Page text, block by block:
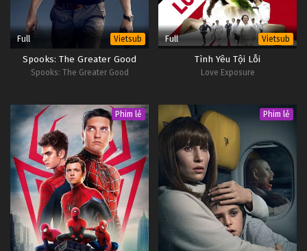
Full Vietsub
Spooks: The Greater Good
Spooks: The Greater Good
Full Vietsub
Tình Yêu Tội Lỗi
Love Exposure
Phim lẻ Phim lẻ